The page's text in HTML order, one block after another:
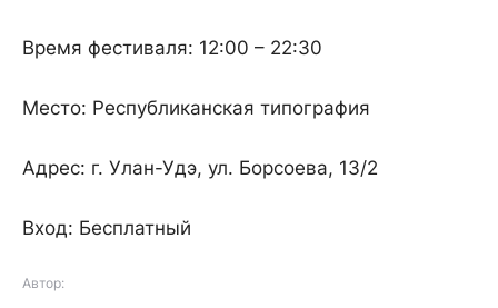
Время фестиваля: 12:00 – 22:30
Место: Республиканская типография
Адрес: г. Улан-Удэ, ул. Борсоева, 13/2
Вход: Бесплатный
Автор: